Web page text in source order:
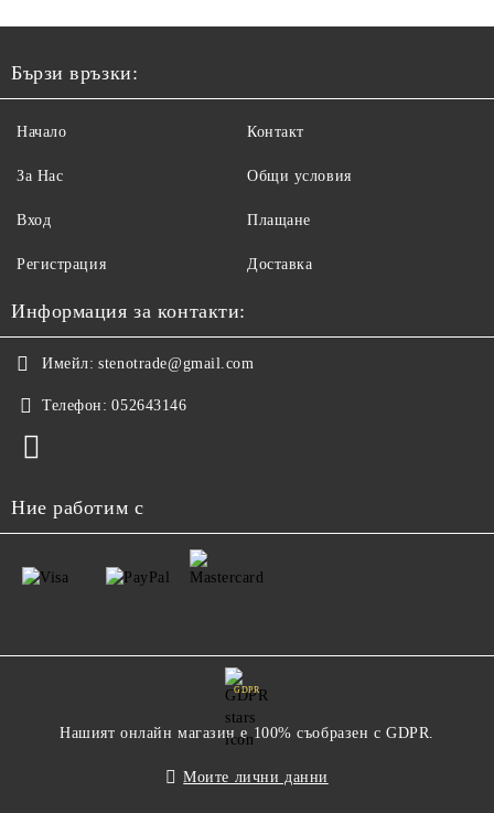
Бързи връзки:
Начало
За Нас
Вход
Регистрация
Контакт
Общи условия
Плащане
Доставка
Информация за контакти:
Имейл: stenotrade@gmail.com
Телефон: 052643146
Ние работим с
GDPR
Нашият онлайн магазин е 100% съобразен с GDPR.
Моите лични данни